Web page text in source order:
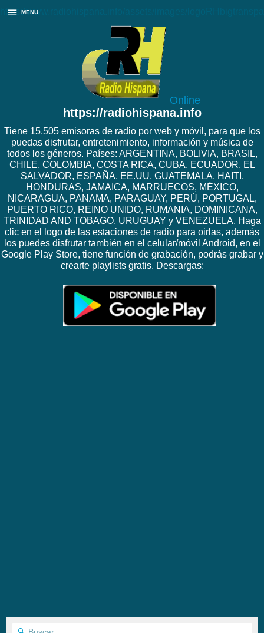
https://www.radiohispana.info/assets/images/
Online
https://radiohispana.info
Tiene 15.505 emisoras de radio por web y móvil, para que los
puedas disfrutar, entretenimiento, información y música de
todos los géneros. Países: ARGENTINA, BOLIVIA, BRASIL,
CHILE, COLOMBIA, COSTA RICA, CUBA, ECUADOR, EL
SALVADOR, ESPAÑA, EE.UU, GUATEMALA, HAITI,
HONDURAS, JAMAICA, MARRUECOS, MÉXICO,
NICARAGUA, PANAMA, PARAGUAY, PERÚ, PORTUGAL,
PUERTO RICO, REINO UNIDO, RUMANIA, DOMINICANA,
TRINIDAD AND TOBAGO, URUGUAY y VENEZUELA. Haga
clic en el logo de las estaciones de radio para oirlas, además
los puedes disfrutar también en el celular/móvil Android, en el
Google Play Store, tiene función de grabación, podrás grabar y
crearte playlists gratis. Descargas:
MENU